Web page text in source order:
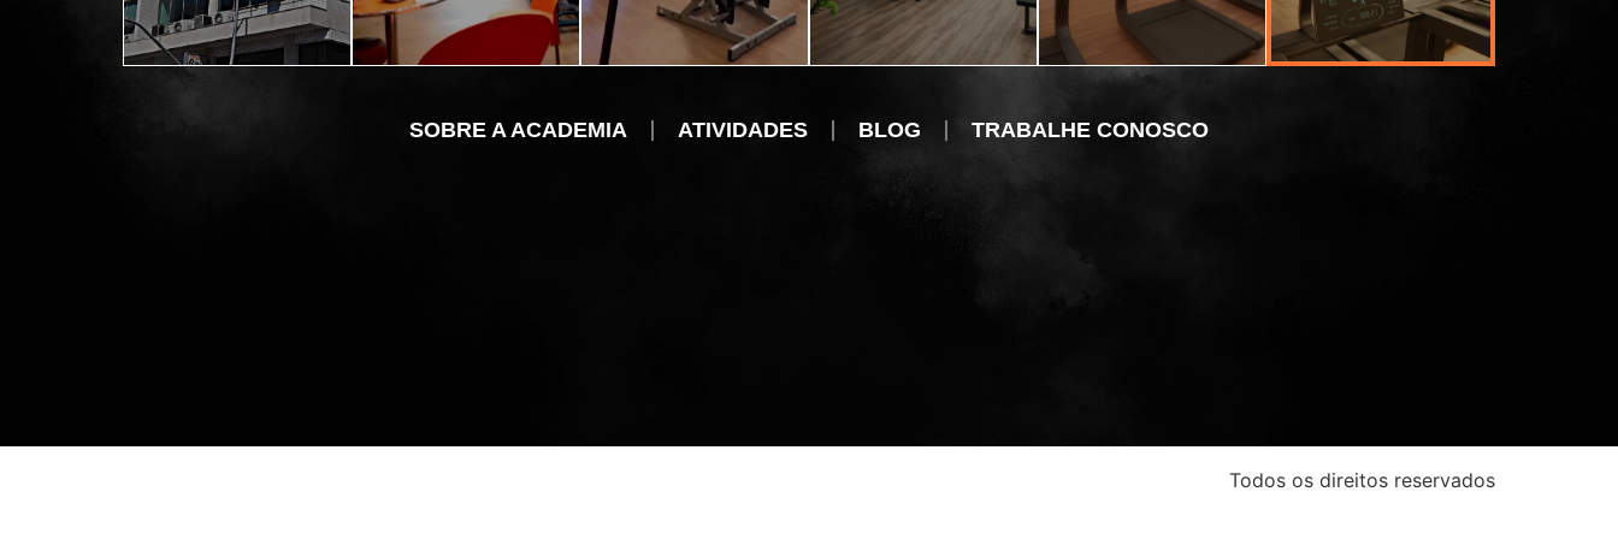
CENTRO 249 PARK SUL STO
AGOSTINHO RESENDE BARRA
SOBRE A ACADEMIA ATIVIDADES BLOG TRABALHE CONOSCO
Todos os direitos reservados